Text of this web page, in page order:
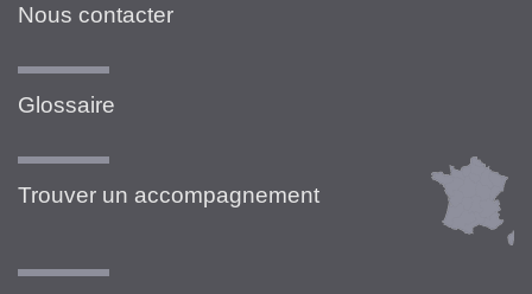
Nous contacter
Glossaire
Trouver un accompagnement